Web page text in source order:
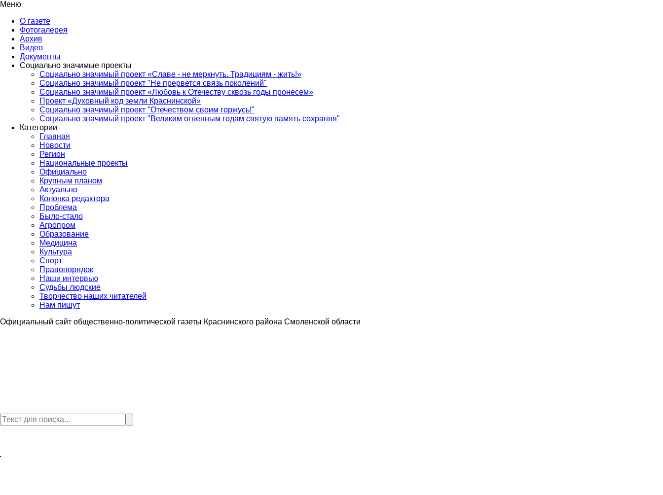
Меню
О газете
Фотогалерея
Архив
Видео
Документы
Социально значимые проекты
Социально значимый проект «Славе - не меркнуть. Традициям - жить!»
Социально значимый проект "Не прервется связь поколений"
Социально значимый проект «Любовь к Отечеству сквозь годы пронесем»
Проект «Духовный код земли Краснинской»
Социально значимый проект "Отечеством своим горжусь!"
Социально значимый проект "Великим огненным годам святую память сохраняя"
Категории
Главная
Новости
Регион
Национальные проекты
Официально
Крупным планом
Актуально
Колонка редактора
Проблема
Было-стало
Агропром
Образование
Медицина
Культура
Спорт
Правопорядок
Наши интервью
Судьбы людские
Творчество наших читателей
Нам пишут
Официальный сайт общественно-политической газеты Краснинского района Смоленской области